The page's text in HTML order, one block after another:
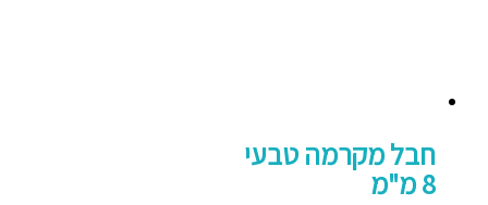
חבל מקרמה טבעי
8 מ"מ